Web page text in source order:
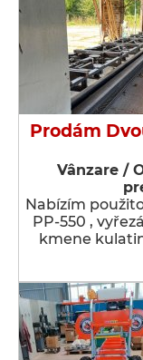
Prodám
Vânzare /
Nabízím
PP-550 ,
kmene